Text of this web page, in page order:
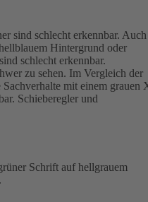
sind schlecht erkennbar. Auch
Hintergrund oder
schlecht erkennbar.
zu sehen. Im Vergleich der
mit einem grauen
Schieberegler und
Schrift auf hellgrauem